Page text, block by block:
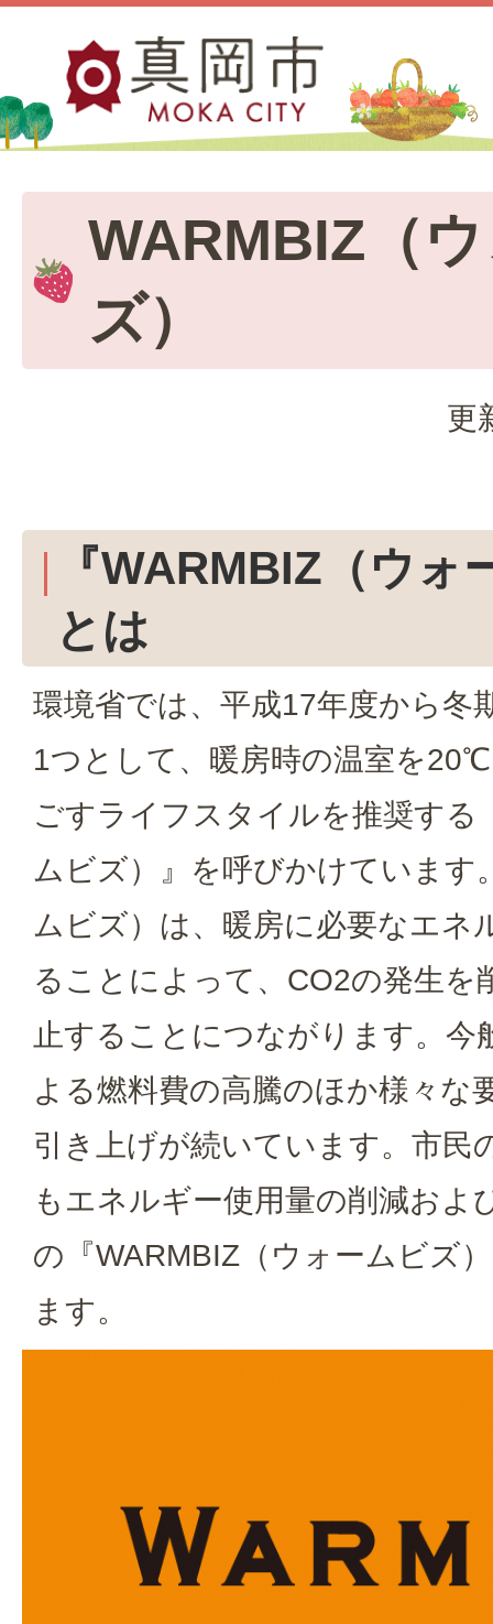
WARMBIZ（
ズ）
更
『WARMBIZ（ウォ
とは
環境省では、平成17年度から冬
1つとして、暖房時の温室を
ごすライフスタイルを推奨する
ムビズ）』を呼びかけています
ムビズ）は、暖房に必要なエネ
ることによって、CO2の発生を
止することにつながります。今
よる燃料費の高騰のほか様々な
引き上げが続いています。市民
もエネルギー使用量の削減およ
の『WARMBIZ（ウォームビズ
ます。